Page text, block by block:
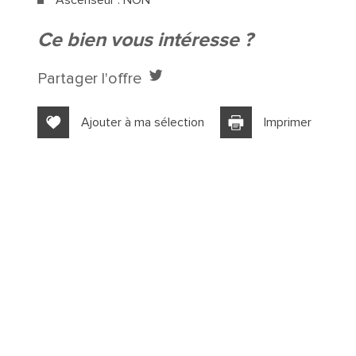
la ville de marseille (13015)
+
ce bien vous intéresse ?
Partager l'offre
Ajouter à ma sélection Imprimer